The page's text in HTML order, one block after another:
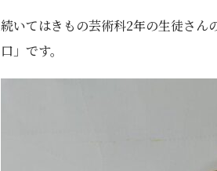
続いてはきもの芸術科2年の生徒さん
口」です。